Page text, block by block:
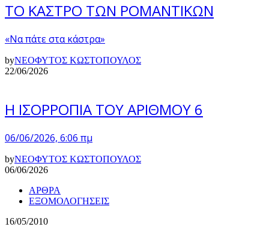
ΤΟ ΚΑΣΤΡΟ ΤΩΝ ΡΟΜΑΝΤΙΚΩΝ
«Να πάτε στα κάστρα»
byΝΕΟΦΥΤΟΣ ΚΩΣΤΟΠΟΥΛΟΣ
22/06/2026
Η ΙΣΟΡΡΟΠΙΑ ΤΟΥ ΑΡΙΘΜΟΥ 6
06/06/2026, 6:06 πμ
byΝΕΟΦΥΤΟΣ ΚΩΣΤΟΠΟΥΛΟΣ
06/06/2026
ΑΡΘΡΑ
ΕΞΟΜΟΛΟΓΗΣΕΙΣ
16/05/2010